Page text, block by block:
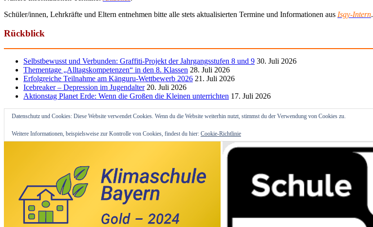
Schüler/innen, Lehrkräfte und Eltern entnehmen bitte alle stets aktualisierten Termine und Informationen aus Isgy-Intern.
Rückblick
Selbstbewusst und Verbunden: Graffiti-Projekt der Jahrgangsstufen 8 und 9 30. Juli 2026
Thementage „Alltagskompetenzen“ in den 8. Klassen 28. Juli 2026
Erfolgreiche Teilnahme am Känguru-Wettbewerb 2026 21. Juli 2026
Icebreaker – Depression im Jugendalter 20. Juli 2026
Aktionstag Planet Erde: Wenn die Großen die Kleinen unterrichten 17. Juli 2026
Datenschutz und Cookies: Diese Website verwendet Cookies. Wenn du die Website weiterhin nutzt, stimmst du der Verwendung von Cookies zu.
Weitere Informationen, beispielsweise zur Kontrolle von Cookies, findest du hier: Cookie-Richtlinie